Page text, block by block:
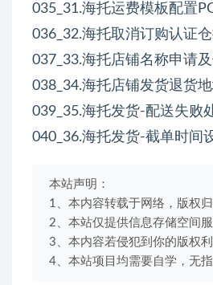
035_31.海托运费模板配置
036_32.海托取消订购认证
037_33.海托店铺名称申请
038_34.海托店铺发货退货
039_35.海托发货-配送失败
040_36.海托发货-截单时间
本站声明：
1、本内容转载于网络，版权
2、本站仅提供信息存储空间
3、本内容若侵犯到你的版权
4、本站项目均需要自学，无指